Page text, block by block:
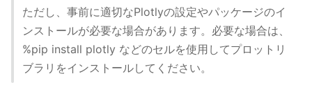
ただし、事前に適切なPlotlyの設定やパッケージのイ
ンストールが必要な場合があります。必要な場合は、
%pip install plotly などのセルを使用してプロットリ
ブラリをインストールしてください。